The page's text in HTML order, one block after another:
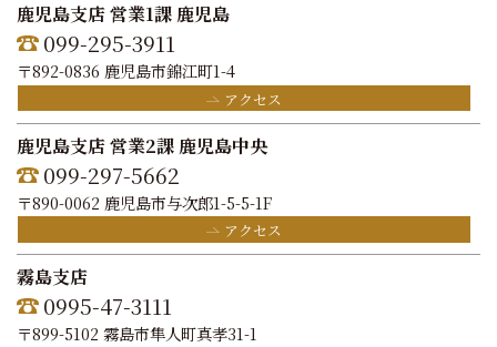
鹿児島支店 営業1課 鹿児島
099-295-3911
〒892-0836 鹿児島市錦江町1-4
アクセス
鹿児島支店 営業2課 鹿児島中央
099-297-5662
〒890-0062 鹿児島市与次郎1-5-5-1F
アクセス
霧島支店
0995-47-3111
〒899-5102 霧島市隼人町真孝31-1